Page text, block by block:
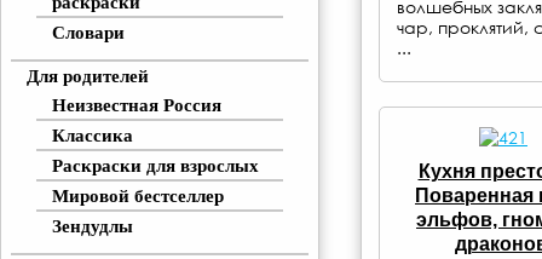
Словари
Для родителей
Неизвестная Россия
Классика
Раскраски для взрослых
Мировой бестселлер
Зендудлы
волшебных
чар, проклятий,
...
Кухня
Поваренная
эльфов,